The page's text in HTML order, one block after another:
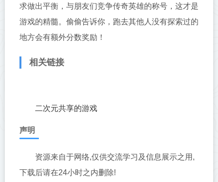
求做出平衡，与朋友们竞争传奇英雄的称号，这才是
游戏的精髓。偷偷告诉你，跑去其他人没有探索过的
地方会有额外分数奖励！
相关链接
二次元共享的游戏
声明
资源来自于网络,仅供交流学习及信息展示之用,
下载后请在24小时之内删除!